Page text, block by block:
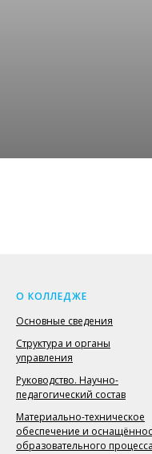
О КОЛЛЕДЖЕ
Основные сведения
Структура и органы
управления
Руководство. Научно-
педагогический состав
Материально-техническое
обеспечение и
образовательного процесса